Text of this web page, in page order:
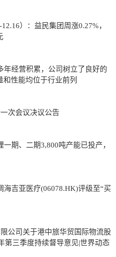
）：益民集团周涨0.27%，
年经营积累，公司树立了良好的
性能均位于行业前列
次会议决议公告
期、二期3,800吨产能已投产，
海吉亚医疗(06078.HK)评级至“买
公司关于港中旅华贸国际物流股
第三季度持续督导意见|世界动态